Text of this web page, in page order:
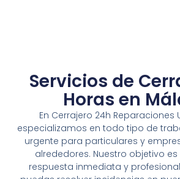
Servicios de
Horas en
En Cerrajero 24h Reparaciones
especializamos en todo tipo de
urgente para particulares y
alrededores. Nuestro objetivo
respuesta inmediata y